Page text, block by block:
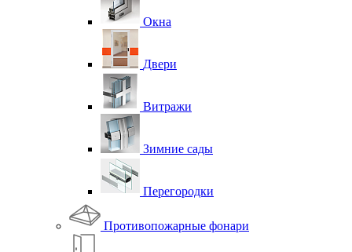
Окна
Двери
Витражи
Зимние сады
Перегородки
Противопожарные фонари